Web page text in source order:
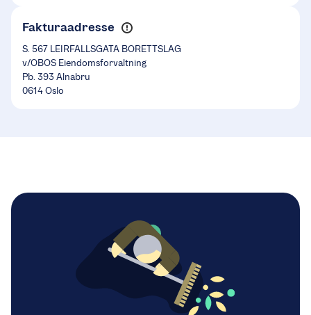
Fakturaadresse
S. 567 LEIRFALLSGATA BORETTSLAG
v/OBOS Eiendomsforvaltning
Pb. 393 Alnabru
0614 Oslo